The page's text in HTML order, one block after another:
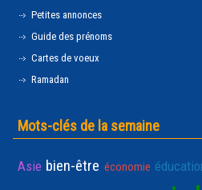
Petites annonces
Guide des prénoms
Cartes de voeux
Ramadan
Mots-clés de la semaine
Asie bien-être économie